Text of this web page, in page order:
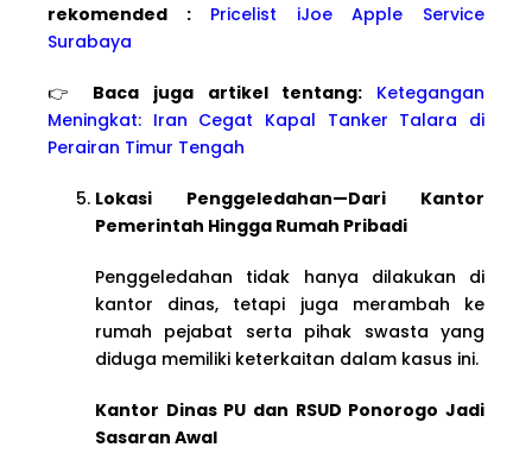
rekomended :
Pricelist iJoe Apple Service
Surabaya
👉 Baca juga artikel tentang: Ketegangan
Meningkat: Iran Cegat Kapal Tanker Talara di
Perairan Timur Tengah
Lokasi Penggeledahan—Dari Kantor
Pemerintah Hingga Rumah Pribadi
Penggeledahan tidak hanya dilakukan di
kantor dinas, tetapi juga merambah ke
rumah pejabat serta pihak swasta yang
diduga memiliki keterkaitan dalam kasus ini.
Kantor Dinas PU dan RSUD Ponorogo Jadi
Sasaran Awal